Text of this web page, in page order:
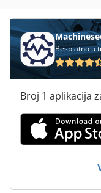
Besplatno u
Broj 1 aplikacija